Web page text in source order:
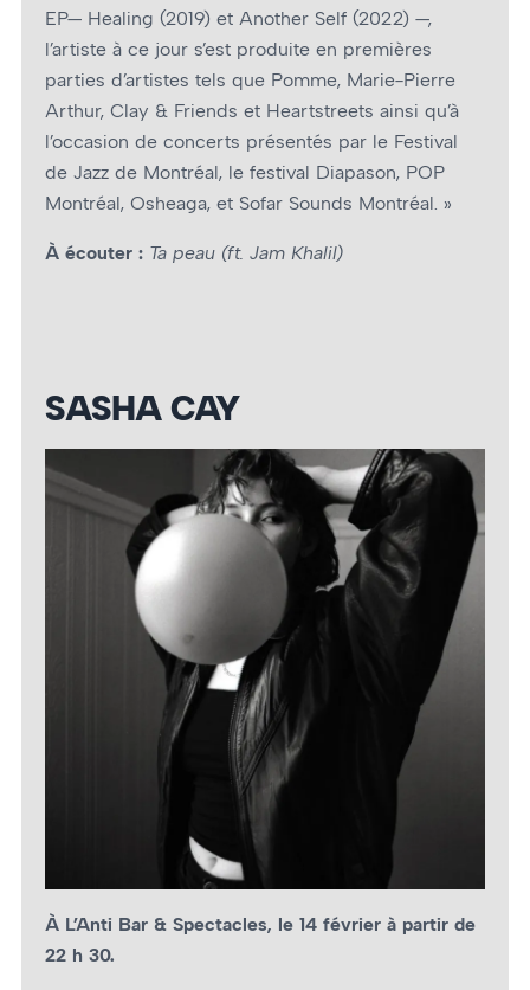
EP— Healing (2019) et Another Self (2022) —,
l’artiste à ce jour s’est produite en premières
parties d’artistes tels que Pomme, Marie-Pierre
Arthur, Clay & Friends et Heartstreets ainsi qu’à
l’occasion de concerts présentés par le Festival
de Jazz de Montréal, le festival Diapason, POP
Montréal, Osheaga, et Sofar Sounds Montréal. »
À écouter : Ta peau (ft. Jam Khalil)
SASHA CAY
À L’Anti Bar & Spectacles, le 14 février à partir de
22 h 30.